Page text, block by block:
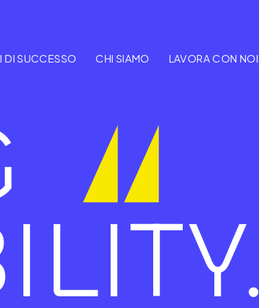
DI SUCCESSO CHI SIAMO LAVORA CON NOI